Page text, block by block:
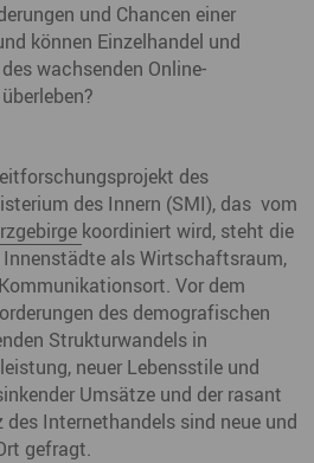
und Chancen einer
können Einzelhandel und
wachsenden Online-
des
des Innern (SMI), das vom
koordiniert wird, steht die
als Wirtschaftsraum,
Vor dem
des demografischen
Strukturwandels in
neuer Lebensstile und
Umsätze und der rasant
Internethandels sind neue und
gefragt.